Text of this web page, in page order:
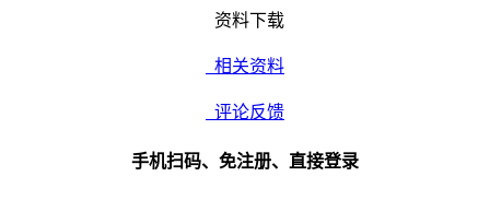
资料下载
相关资料
评论反馈
手机扫码、免注册、直接登录